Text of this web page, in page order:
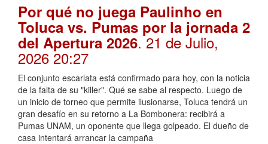
Por qué no juega Paulinho en
Toluca vs. Pumas por la jornada 2
del Apertura 2026. 21 de Julio,
2026 20:27
El conjunto escarlata está confirmado para hoy, con la noticia
de la falta de su "killer". Qué se sabe al respecto. Luego de
un inicio de torneo que permite ilusionarse, Toluca tendrá un
gran desafío en su retorno a La Bombonera: recibirá a
Pumas UNAM, un oponente que llega golpeado. El dueño de
casa intentará arrancar la campaña